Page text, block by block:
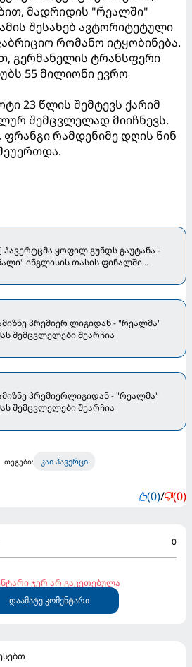
მადრიდის "რეალში"
შესახებ ავტორიტეტული
რომანო იტყობინება.
გერმანელის ტრანსფერი
55 მილიონი ევრო
23 წლის შემტევს ქარიმ
შემცვლელად მიიჩნევს.
ფრანგი რამდენიმე დღის წინ
ჰავერტცმა ყოფილ გუნდს გაუტანა -
ინგლისის თასის ფინალში
პრემიერ ლიგიდან - "რეალმა"
შემცვლელები შეარჩია
პრემიერლიგიდან - "რეალმა"
შემცვლელები შეარჩია
თეგები: კაი ჰავერცი
(0)/ (0)
0
ჯერ არ გაკეთებულა
დაამატე კომენტარი